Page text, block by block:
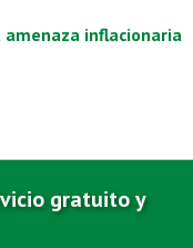
amenaza inflacionaria
gratuito y